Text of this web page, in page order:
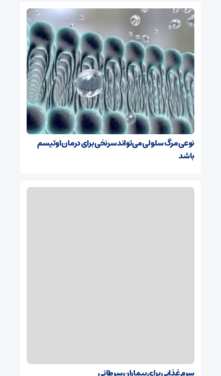
نوعی مرگ سلولی می‌تواند سرنخی برای درمان اوتیسم
باشد
سرم غذایی برای بیماران سرطانی